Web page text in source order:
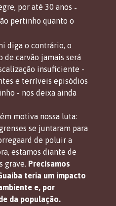
por até 30 anos -
pertinho quanto o
diga o contrário, o
de carvão jamais será
insuficiente -
e terríveis episódios
- nos deixa ainda
motiva nossa luta:
se juntaram para
de poluir a
estamos diante de
grave. Precisamos
teria um impacto
e, por
da população.